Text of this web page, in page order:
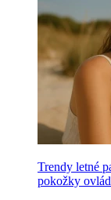
Trendy letné
pokožky